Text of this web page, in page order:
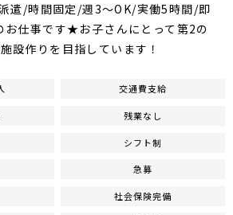
遣/時間固定/週3～OK/実働5時間/即
仕事です★お子さんにとって第2の
設作りを目指しています！
交通費支給
残業なし
シフト制
急募
社会保険完備